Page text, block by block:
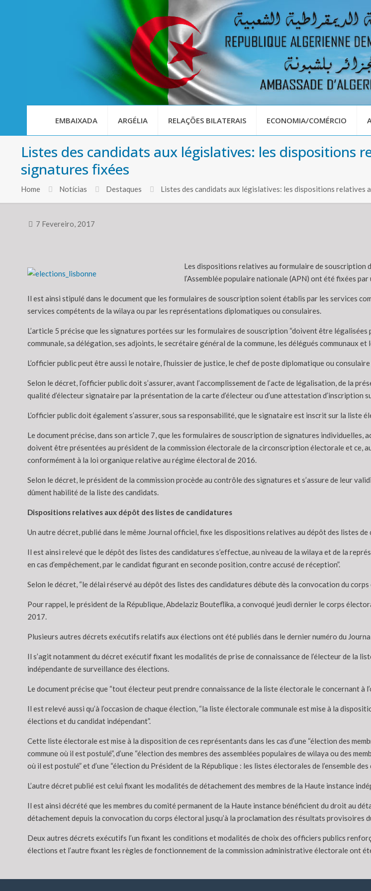
EMBAIXADA ARGÉLIA RELAÇÕES BILATERAIS ECONOMIA/COMÉRCIO
Listes des candidats aux législatives: les dispositions
signatures fixées
Home Notícias Destaques Listes des candidats aux législatives: les dispositions relatives
7 Fevereiro, 2017
Les dispositions relatives au formulaire de souscription
l’Assemblée populaire nationale (APN) ont été fixées
Il est ainsi stipulé dans le document que les formulaires de souscription soient établis par les services
services compétents de la wilaya ou par les représentations diplomatiques ou consulaires.
L’article 5 précise que les signatures portées sur les formulaires de souscription “doivent être
communale, sa délégation, ses adjoints, le secrétaire général de la commune, les délégués communaux et
L’officier public peut être aussi le notaire, l’huissier de justice, le chef de poste diplomatique ou
Selon le décret, l’officier public doit s’assurer, avant l’accomplissement de l’acte de légalisation, de la
qualité d’électeur signataire par la présentation de la carte d’électeur ou d’une attestation d’inscription
L’officier public doit également s’assurer, sous sa responsabilité, que le signataire est inscrit sur la liste
Le document précise, dans son article 7, que les formulaires de souscription de signatures
doivent être présentées au président de la commission électorale de la circonscription électorale et ce,
conformément à la loi organique relative au régime électoral de 2016.
Selon le décret, le président de la commission procède au contrôle des signatures et s’assure de leur
dûment habilité de la liste des candidats.
Dispositions relatives aux dépôt des listes de candidatures
Un autre décret, publié dans le même Journal officiel, fixe les dispositions relatives au dépôt des listes de
Il est ainsi relevé que le dépôt des listes des candidatures s’effectue, au niveau de la wilaya et de la
en cas d’empêchement, par le candidat figurant en seconde position, contre accusé de réception”.
Selon le décret, “le délai réservé au dépôt des listes des candidatures débute dès la convocation du
Pour rappel, le président de la République, Abdelaziz Bouteflika, a convoqué jeudi dernier le corps
2017.
Plusieurs autres décrets exécutifs relatifs aux élections ont été publiés dans le dernier numéro du
Il s’agit notamment du décret exécutif fixant les modalités de prise de connaissance de l’électeur de la
indépendante de surveillance des élections.
Le document précise que “tout électeur peut prendre connaissance de la liste électorale le concernant à
Il est relevé aussi qu’à l’occasion de chaque élection, “la liste électorale communale est mise à la
élections et du candidat indépendant”.
Cette liste électorale est mise à la disposition de ces représentants dans les cas d’une “élection des
commune où il est postulé”, d’une “élection des membres des assemblées populaires de wilaya ou des
où il est postulé” et d’une “élection du Président de la République : les listes électorales de l’ensemble des
L’autre décret publié est celui fixant les modalités de détachement des membres de la Haute instance
Il est ainsi décrété que les membres du comité permanent de la Haute instance bénéficient du droit au
détachement depuis la convocation du corps électoral jusqu’à la proclamation des résultats provisoires
Deux autres décrets exécutifs l’un fixant les conditions et modalités de choix des officiers publics
élections et l’autre fixant les règles de fonctionnement de la commission administrative électorale ont